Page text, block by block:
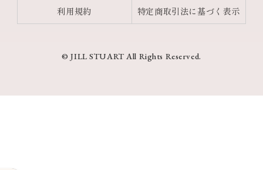
利用規約 特定商取引法に基づく表示
© JILL STUART All Rights Reserved.